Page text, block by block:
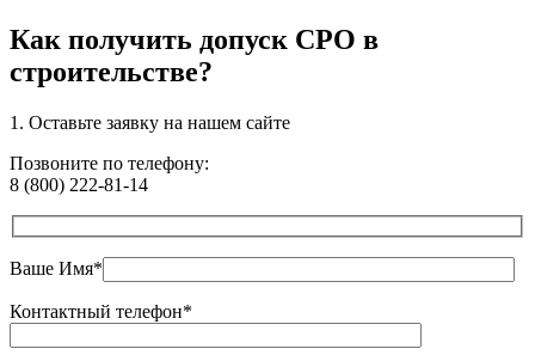
Как получить допуск СРО в
строительстве?
1. Оставьте заявку на нашем сайте
Позвоните по телефону:
8 (800) 222-81-14
Ваше Имя*
Контактный телефон*